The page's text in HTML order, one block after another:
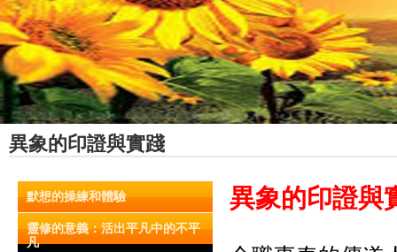
異象的印證與實踐
默想的操練和體驗
靈修的意義：活出平凡中的不平
凡
異象的印證與